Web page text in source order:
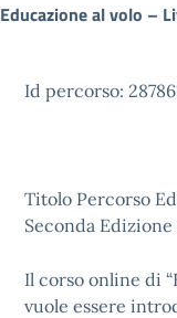
Educazione al volo –
Id percorso:
Titolo Percorso
Seconda Edizione
Il corso online di
vuole essere